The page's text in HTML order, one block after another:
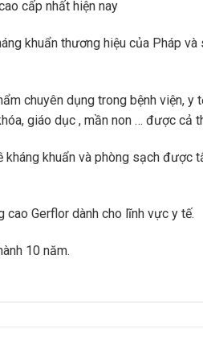
cấp nhất hiện nay
khuẩn thương hiệu của Pháp
chuyên dụng trong bệnh viện, y
giáo dục , mần non … được cả
khuẩn và phòng sạch được
Gerflor dành cho lĩnh vực y tế.
10 năm.